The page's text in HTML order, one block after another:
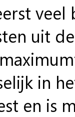
uit
in
en is